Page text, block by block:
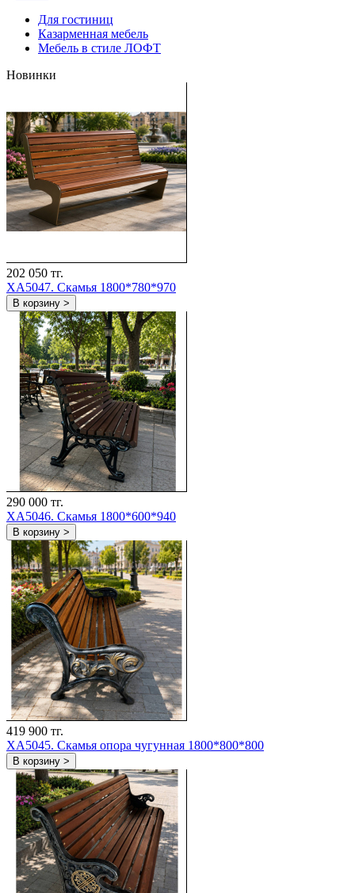
Для гостиниц
Казарменная мебель
Мебель в стиле ЛОФТ
Новинки
202 050 тг.
ХА5047. Скамья 1800*780*970
В корзину >
290 000 тг.
ХА5046. Скамья 1800*600*940
В корзину >
419 900 тг.
ХА5045. Скамья опора чугунная 1800*800*800
В корзину >